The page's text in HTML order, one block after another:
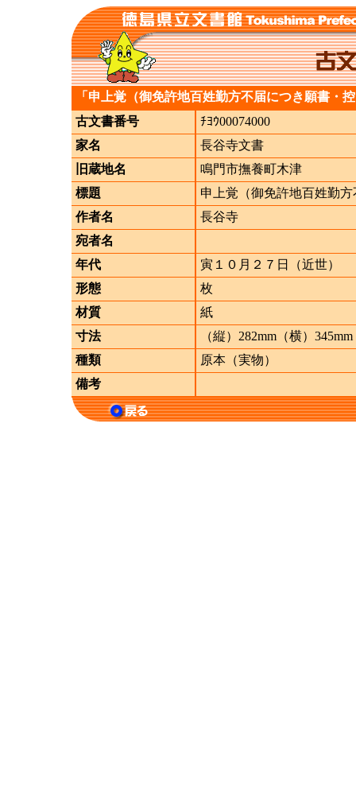
「申上覚（御免許地百姓勤方不届につき願書・
古文書番号
ﾁﾖｳ00074000
家名
長谷寺文書
旧蔵地名
鳴門市撫養町木津
標題
申上覚（御免許地百姓勤
作者名
長谷寺
宛者名
年代
寅１０月２７日（近世）
形態
枚
材質
紙
寸法
（縦）282mm（横）345mm
種類
原本（実物）
備考